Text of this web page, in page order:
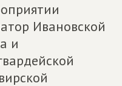
Ивановской
и